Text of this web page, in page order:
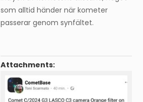
som alltid händer när kometer
passerar genom synfältet.
Attachments: